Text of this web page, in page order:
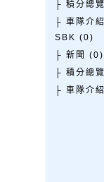
├ 積分總
├ 車隊介
SBK (0)
├ 新聞 (0)
├ 積分總
├ 車隊介